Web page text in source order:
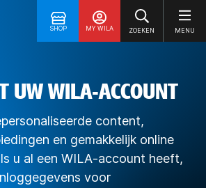
SHOP MY WILA ZOEKEN MENU
UW WILA-ACCOUNT
content,
en gemakkelijk online
u al een WILA-account heeft,
voor